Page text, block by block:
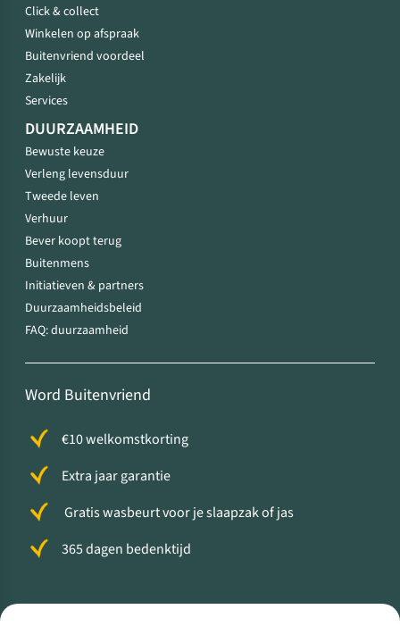
Click & collect
Winkelen op afspraak
Buitenvriend voordeel
Zakelijk
Services
DUURZAAMHEID
Bewuste keuze
Verleng levensduur
Tweede leven
Verhuur
Bever koopt terug
Buitenmens
Initiatieven & partners
Duurzaamheidsbeleid
FAQ: duurzaamheid
Word Buitenvriend
€10 welkomstkorting
Extra jaar garantie
Gratis wasbeurt voor je slaapzak of jas
365 dagen bedenktijd